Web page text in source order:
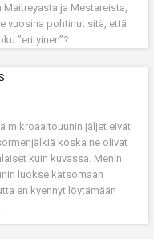
ja Mestareista,
vuosina pohtinut sitä, että
”erityinen”?
mikroaaltouunin jäljet eivät
koska ne olivat
kuin kuvassa. Menin
luokse katsomaan
en kyennyt löytämään